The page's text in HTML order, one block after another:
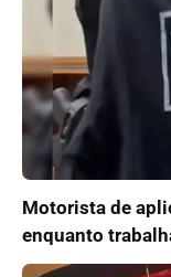
Motorista de
enquanto